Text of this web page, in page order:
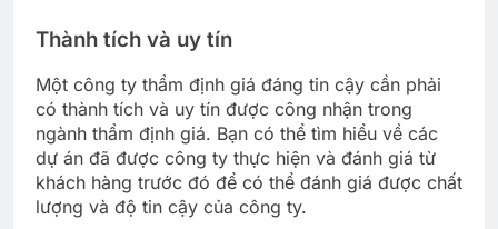
Thành tích và uy tín
Một công ty thẩm định giá đáng tin cậy cần phải
có thành tích và uy tín được công nhận trong
ngành thẩm định giá. Bạn có thể tìm hiểu về các
dự án đã được công ty thực hiện và đánh giá từ
khách hàng trước đó để có thể đánh giá được chất
lượng và độ tin cậy của công ty.